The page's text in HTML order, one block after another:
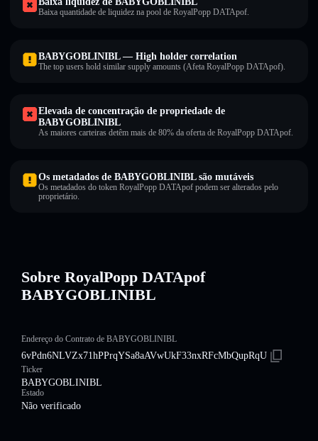
Baixa quantidade de liquidez na pool de RoyalPopp DATApof.
BABYGOBLINIBL — High holder correlation
The top users hold similar supply amounts (Afeta RoyalPopp DATApof).
Elevada de concentração de propriedade de
BABYGOBLINIBL
As maiores carteiras detêm mais de 80% da oferta de RoyalPopp DATApof.
Os metadados de BABYGOBLINIBL são mutáveis
Os metadados do token RoyalPopp DATApof podem ser alterados pelo
proprietário.
Sobre RoyalPopp DATApof
BABYGOBLINIBL
Endereço do Contrato de BABYGOBLINIBL
6vPdn6NLVZx71hPPrqYSa8aAVwUkF33nxRFcMbQupRqU
Ticker
BABYGOBLINIBL
Estado
Não verificado